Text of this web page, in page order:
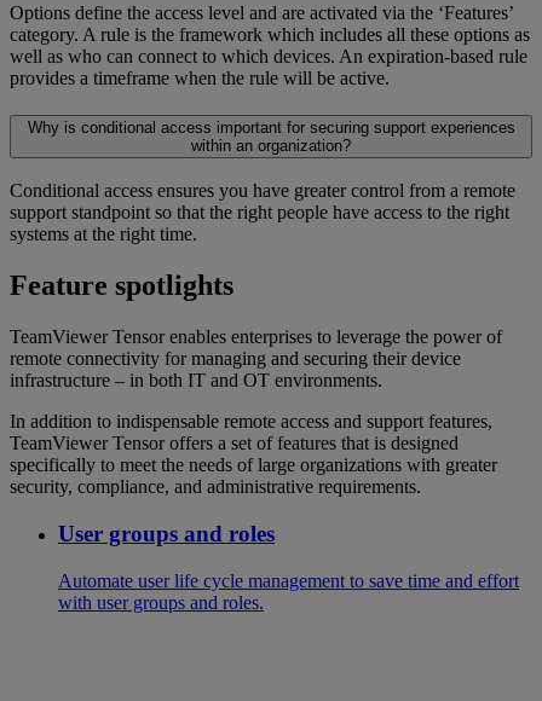
Options define the access level and are activated via the ‘Features’
category. A rule is the framework which includes all these options as
well as who can connect to which devices. An expiration-based rule
provides a timeframe when the rule will be active.
Why is conditional access important for securing support experiences
within an organization?
Conditional access ensures you have greater control from a remote
support standpoint so that the right people have access to the right
systems at the right time.
Feature spotlights
TeamViewer Tensor enables enterprises to leverage the power of
remote connectivity for managing and securing their device
infrastructure – in both IT and OT environments.
In addition to indispensable remote access and support features,
TeamViewer Tensor offers a set of features that is designed
specifically to meet the needs of large organizations with greater
security, compliance, and administrative requirements.
User groups and roles
Automate user life cycle management to save time and effort
with user groups and roles.